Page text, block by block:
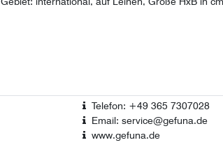
Telefon: +49 365 7307028
Email: service@gefuna.de
www.gefuna.de